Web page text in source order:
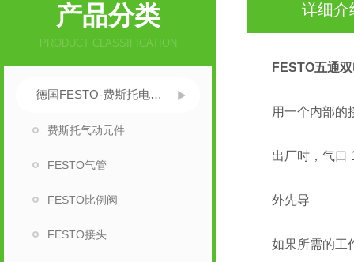
产品分类
PRODUCT CLASSIFICATION
德国FESTO-费斯托电磁阀
费斯托气动元件
FESTO气管
FESTO比例阀
FESTO接头
详细介
FESTO五通
用一个内部的接
出厂时，气口
外先导
如果所需的工作